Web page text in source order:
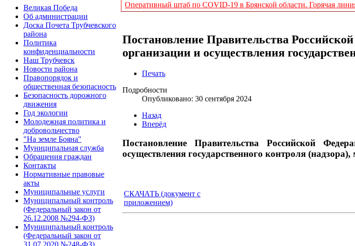
Великая Победа
Об администрации
Доска Почета Трубчевского
района
Политика
конфиденциальности
Наш Трубчевск
Новости района
Правопорядок и
общественная безопасность
Безопасность дорожного
движения
Год экологии
Молодежная политика и
добровольчество
"На земле Бояна"
Муниципальная служба
Обращения граждан
Контакты
Нормативные правовые
акты
Муниципальные услуги
Муниципальный контроль
(Федеральный закон от
26.12.2008 №294-ФЗ)
Муниципальный контроль
(Федеральный закон от
31.07.2020 №248-ФЗ)
Оперативный штаб по COVID-19 в Брянской области. Горячая
Постановление Правительства
организации и осуществления
Печать
Подробности
Опубликовано: 30 сентября 2024
Назад
Вперёд
Постановление Правительства Российской
осуществления государственного контроля
СКАЧАТЬ (документ с
приложением)